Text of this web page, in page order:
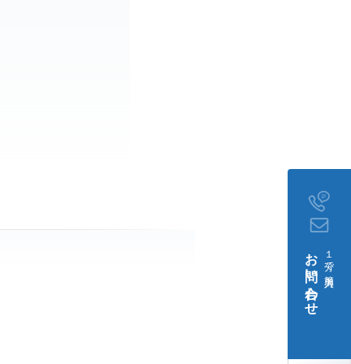
１分で簡単入力
お問い合わせ